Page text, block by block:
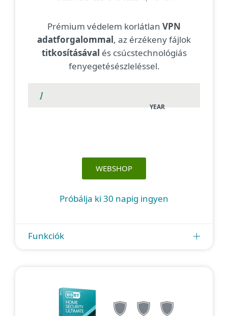
Prémium védelem korlátlan VPN
adatforgalommal, az érzékeny fájlok
titkosításával és csúcstechnológiás
fenyegetésészleléssel.
YEAR
WEBSHOP
Próbálja ki 30 napig ingyen
Funkciók